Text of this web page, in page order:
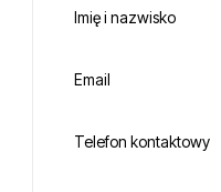
Imię i nazwisko
Email
Telefon kontaktowy